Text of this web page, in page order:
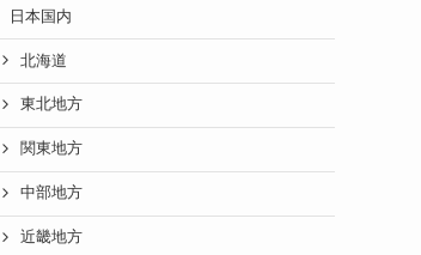
日本国内
北海道
東北地方
関東地方
中部地方
近畿地方